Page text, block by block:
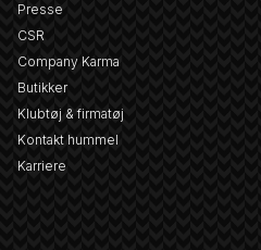
Presse
CSR
Company Karma
Butikker
Klubtøj & firmatøj
Kontakt hummel
Karriere